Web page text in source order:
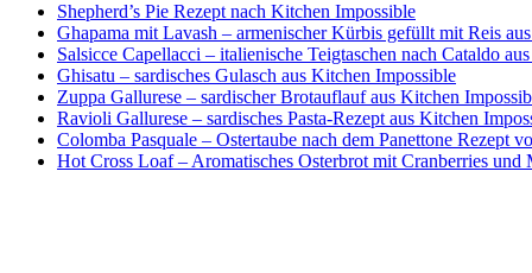
Shepherd’s Pie Rezept nach Kitchen Impossible
Ghapama mit Lavash – armenischer Kürbis gefüllt mit Reis
Salsicce Capellacci – italienische Teigtaschen nach Cataldo
Ghisatu – sardisches Gulasch aus Kitchen Impossible
Zuppa Gallurese – sardischer Brotauflauf aus Kitchen
Ravioli Gallurese – sardisches Pasta-Rezept aus Kitchen
Colomba Pasquale – Ostertaube nach dem Panettone Rezept
Hot Cross Loaf – Aromatisches Osterbrot mit Cranberries und